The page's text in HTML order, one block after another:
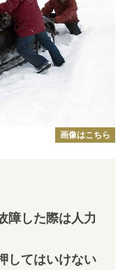
画像はこちら
障した際は人力
してはいけない